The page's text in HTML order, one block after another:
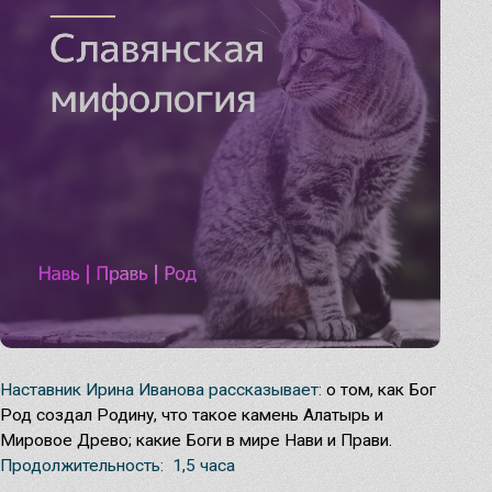
Чуров День
Обратимся к силе Предков!
Домашняя магия
Кологодные обряды
Мастерские программы
углубите свои знания
Вебинары и праздники июля
Наставник Ирина Иванова рассказывает: о том, как Бог
Род создал Родину, что такое камень Алатырь и
Мировое Древо; какие Боги в мире Нави и Прави.
Продолжительность: 1,5 часа